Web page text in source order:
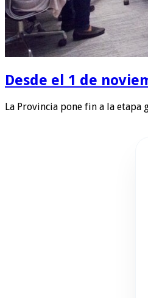
Desde el 1 de
La Provincia pone fin a la etapa